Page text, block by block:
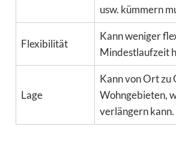
usw. kümmern
Flexibilität
Kann weniger
Mindestlaufzeit
Lage
Kann von Ort
Wohngebieten,
verlängern kann.